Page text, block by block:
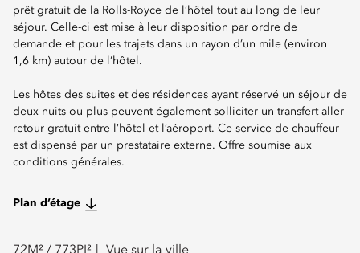
prêt gratuit de la Rolls-Royce de l’hôtel tout au long de leur
séjour. Celle-ci est mise à leur disposition par ordre de
demande et pour les trajets dans un rayon d’un mile (environ
1,6 km) autour de l’hôtel.
Les hôtes des suites et des résidences ayant réservé un séjour de
deux nuits ou plus peuvent également solliciter un transfert aller-
retour gratuit entre l’hôtel et l’aéroport. Ce service de chauffeur
est dispensé par un prestataire externe. Offre soumise aux
conditions générales.
Plan d’étage